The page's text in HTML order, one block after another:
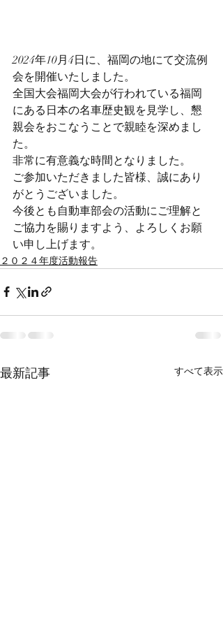
2024年10月4日に、福岡の地にて交流例
会を開催いたしました。
全国大会福岡大会が行われている福岡
にある日本の名車歴史観を見学し、懇
親会をおこなうことで親睦を深めまし
た。
非常に有意義な時間となりました。
ご参加いただきました皆様、誠にあり
がとうございました。
今後とも自動車部会の活動にご理解と
ご協力を賜りますよう、よろしくお願
い申し上げます。
２０２４年度活動報告
最新記事 すべて表示